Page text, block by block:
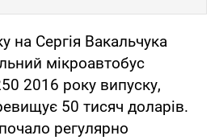
на Сергія Вакальчука
мікроавтобус
2016 року випуску,
50 тисяч доларів.
регулярно